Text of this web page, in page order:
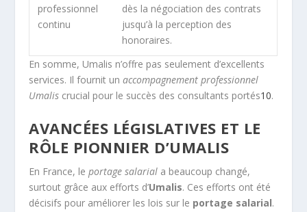
professionnel
continu
dès la négociation des contrats
jusqu’à la perception des
honoraires.
En somme, Umalis n’offre pas seulement d’excellents
services. Il fournit unaccompagnement professionnel
Umalis crucial pour le succès des consultants portés10.
AVANCÉES LÉGISLATIVES ET LE
RÔLE PIONNIER D’UMALIS
En France, leportage salarial a beaucoup changé,
surtout grâce aux efforts d’Umalis. Ces efforts ont été
décisifs pour améliorer les lois sur le portage salarial.